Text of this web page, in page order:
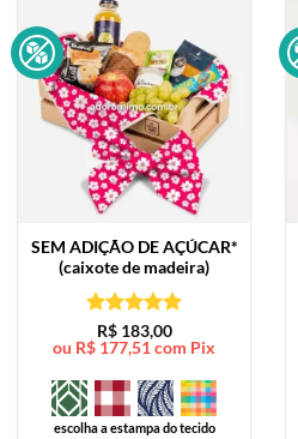
SEM ADIÇÃO DE AÇÚCAR*
(caixote de madeira)
Avaliação5
de 5
R$183,00
ou R$ 177,51com Pix
escolha a estampa do tecido